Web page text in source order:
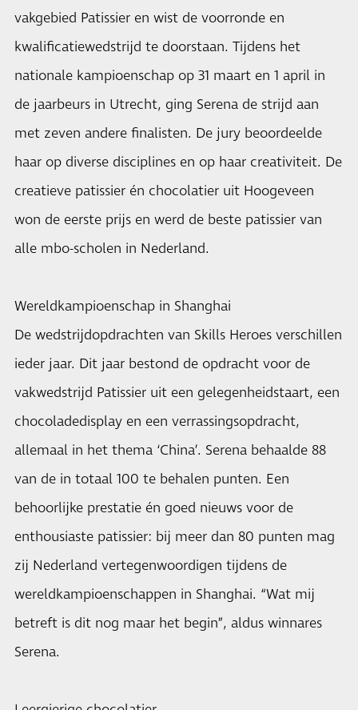
vakgebied Patissier en wist de voorronde en
kwalificatiewedstrijd te doorstaan. Tijdens het
nationale kampioenschap op 31 maart en 1 april in
de jaarbeurs in Utrecht, ging Serena de strijd aan
met zeven andere finalisten. De jury beoordeelde
haar op diverse disciplines en op haar creativiteit. De
creatieve patissier én chocolatier uit Hoogeveen
won de eerste prijs en werd de beste patissier van
alle mbo-scholen in Nederland.
Wereldkampioenschap in Shanghai
De wedstrijdopdrachten van Skills Heroes verschillen
ieder jaar. Dit jaar bestond de opdracht voor de
vakwedstrijd Patissier uit een gelegenheidstaart, een
chocoladedisplay en een verrassingsopdracht,
allemaal in het thema ‘China’. Serena behaalde 88
van de in totaal 100 te behalen punten. Een
behoorlijke prestatie én goed nieuws voor de
enthousiaste patissier: bij meer dan 80 punten mag
zij Nederland vertegenwoordigen tijdens de
wereldkampioenschappen in Shanghai. “Wat mij
betreft is dit nog maar het begin”, aldus winnares
Serena.